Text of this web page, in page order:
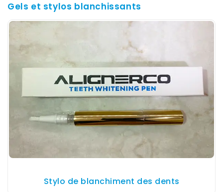
Gels et stylos blanchissants
Stylo de blanchiment des dents